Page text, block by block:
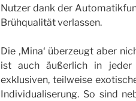
Nutzer dank der
Brühqualität verlassen.
Die ‚Mina‘ überzeugt aber
ist auch äußerlich in jeder
exklusiven, teilweise
Individualiserung. So sind